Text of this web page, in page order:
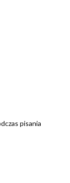
pisania